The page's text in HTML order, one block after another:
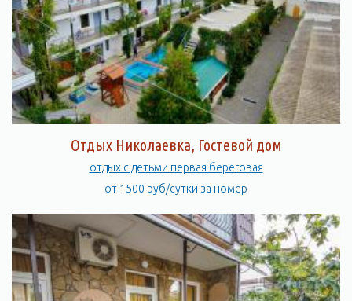
Отдых Николаевка, Гостевой дом
отдых с детьми первая береговая
от 1500 руб/сутки за номер